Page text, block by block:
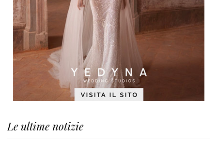
Le ultime notizie